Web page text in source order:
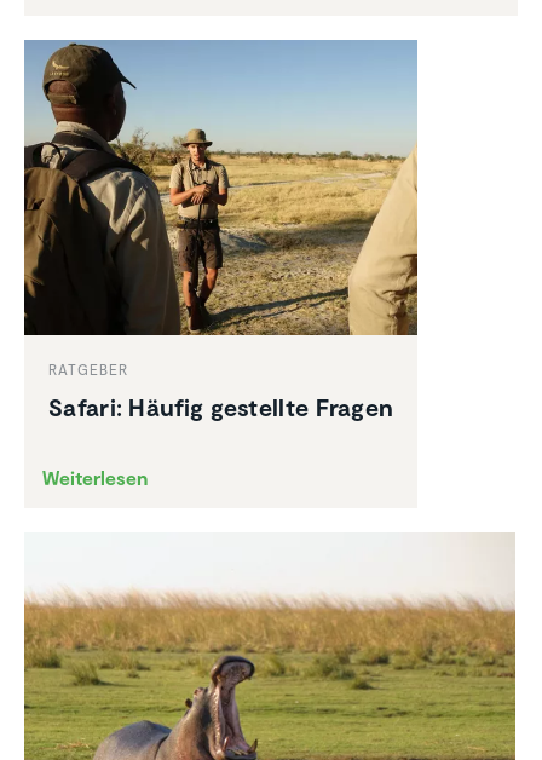
RATGEBER
Safari: Häufig gestellte Fragen
Weiterlesen